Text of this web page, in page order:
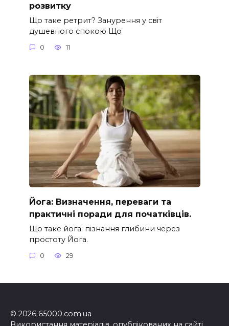
розвитку
Що таке ретрит? Занурення у світ
душевного спокою Що
0 11
Йога: Визначення, переваги та
практичні поради для початківців.
Що таке йога: пізнання глибини через
простоту Йога.
0 29
© 2026 65000.com.ua